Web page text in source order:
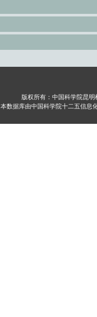
版权所有：中国科学院昆
本数据库由中国科学院十二五信息